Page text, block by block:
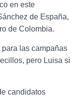
en este
de España,
de Colombia.
las campañas
pero Luisa si
candidatos